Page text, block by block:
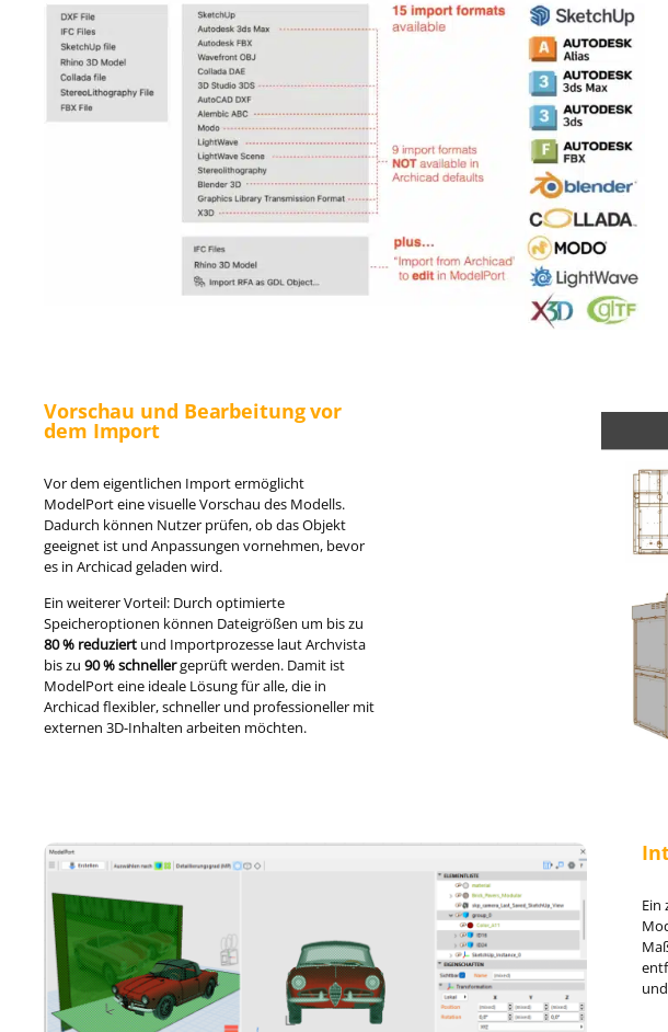
Vorschau und Bearbeitung vor
dem Import
Vor dem eigentlichen Import ermöglicht
ModelPort eine visuelle Vorschau des Modells.
Dadurch können Nutzer prüfen, ob das Objekt
geeignet ist und Anpassungen vornehmen, bevor
es in Archicad geladen wird.
Ein weiterer Vorteil: Durch optimierte
Speicheroptionen können Dateigrößen um bis zu
80 % reduziert und Importprozesse laut Archvista
bis zu 90 % schnellergeprüft werden. Damit ist
ModelPort eine ideale Lösung für alle, die in
Archicad flexibler, schneller und professioneller mit
externen 3D-Inhalten arbeiten möchten.
Ein